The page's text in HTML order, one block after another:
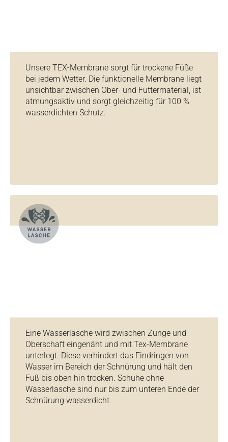
Unsere TEX-Membrane sorgt für trockene Füße
bei jedem Wetter. Die funktionelle Membrane liegt
unsichtbar zwischen Ober- und Futtermaterial, ist
atmungsaktiv und sorgt gleichzeitig für 100 %
wasserdichten Schutz.
Eine Wasserlasche wird zwischen Zunge und
Oberschaft eingenäht und mit Tex-Membrane
unterlegt. Diese verhindert das Eindringen von
Wasser im Bereich der Schnürung und hält den
Fuß bis oben hin trocken. Schuhe ohne
Wasserlasche sind nur bis zum unteren Ende der
Schnürung wasserdicht.